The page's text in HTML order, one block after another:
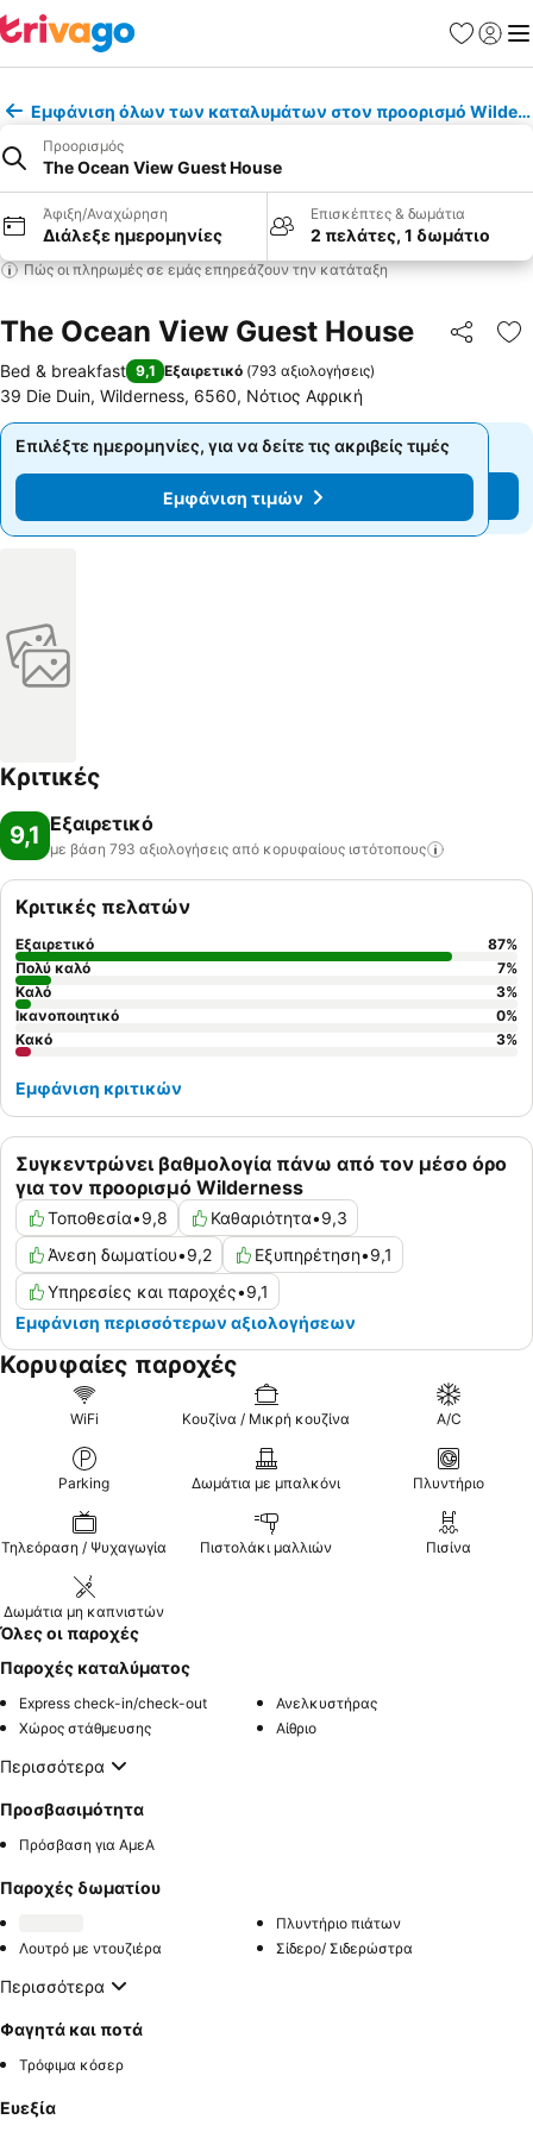
Εμφάνιση όλων των καταλυμάτων στον προορισμό
Προορισμός
The Ocean View Guest House
Άφιξη/Αναχώρηση
Διάλεξε ημερομηνίες
Επισκέπτες & δωμάτια
2 πελάτες, 1 δωμάτιο
Πώς οι πληρωμές σε εμάς επηρεάζουν την κατάταξη
The Ocean View Guest House
Bed & breakfast 9,1 Εξαιρετικό (793 αξιολογήσεις)
39 Die Duin, Wilderness, 6560, Νότιος Αφρική
Επιλέξτε ημερομηνίες, για να δείτε τις ακριβείς τιμές
Εμφάνιση τιμών
Επιλέξτε ημερομηνίες, για να δείτε τις ακριβείς τιμές
Εμφάνιση τιμών
Κριτικές
9,1 Εξαιρετικό
με βάση 793 αξιολογήσεις από κορυφαίους ιστότοπους
Συγκεντρώνει βαθμολογία πάνω από τον μέσο όρο
για τον προορισμό Wilderness
Τοποθεσία•9,8 Καθαριότητα•9,3
Άνεση δωματίου•9,2 Εξυπηρέτηση•9,1
Υπηρεσίες και παροχές•9,1
Εμφάνιση περισσότερων αξιολογήσεων
Κριτικές πελατών
Εξαιρετικό 87%
Πολύ καλό
7%
Καλό
3%
Ικανοποιητικό
0%
Κακό
3%
Εμφάνιση κριτικών
Κορυφαίες παροχές
WiFi Κουζίνα / Μικρή κουζίνα A/C
Parking Δωμάτια με μπαλκόνι Πλυντήριο
Τηλεόραση / Ψυχαγωγία Πιστολάκι μαλλιών Πισίνα
Δωμάτια μη καπνιστών
Όλες οι παροχές
Παροχές καταλύματος
Express check-in/check-out
Ανελκυστήρας
Χώρος στάθμευσης
Αίθριο
Περισσότερα
Προσβασιμότητα
Πρόσβαση για ΑμεΑ
Παροχές δωματίου
Πλυντήριο πιάτων
Λουτρό με ντουζιέρα
Σίδερο/ Σιδερώστρα
Περισσότερα
Φαγητά και ποτά
Τρόφιμα κόσερ
Ευεξία